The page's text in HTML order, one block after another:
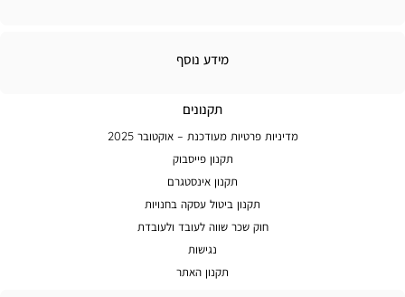
מידע
מידע נוסף
תקנונים
מדיניות פרטיות מעודכנת – אוקטובר 2025
תקנון פייסבוק
תקנון אינסטגרם
תקנון ביטול עסקה בחנויות
חוק שכר שווה לעובד ולעובדת
נגישות
תקנון האתר